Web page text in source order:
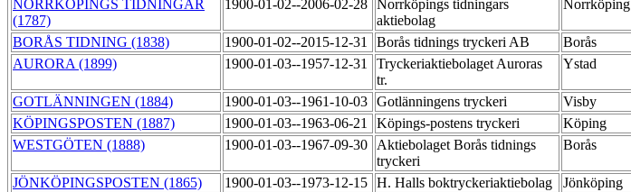
NORRKÖPINGS TIDNINGAR
(1787)
1900-01-02--2006-02-28 Norrköpings tidningars
aktiebolag
Norrköping
BORÅS TIDNING (1838) 1900-01-02--2015-12-31 Borås tidnings tryckeri AB Borås
AURORA (1899) 1900-01-03--1957-12-31
Tryckeriaktiebolaget Auroras
tr.
Ystad
GOTLÄNNINGEN (1884) 1900-01-03--1961-10-03 Gotlänningens tryckeri Visby
KÖPINGSPOSTEN (1887) 1900-01-03--1963-06-21 Köpings-postens tryckeri Köping
WESTGÖTEN (1888) 1900-01-03--1967-09-30
Aktiebolaget Borås tidnings
tryckeri
Borås
JÖNKÖPINGSPOSTEN (1865) 1900-01-03--1973-12-15 H. Halls boktryckeriaktiebolag Jönköping